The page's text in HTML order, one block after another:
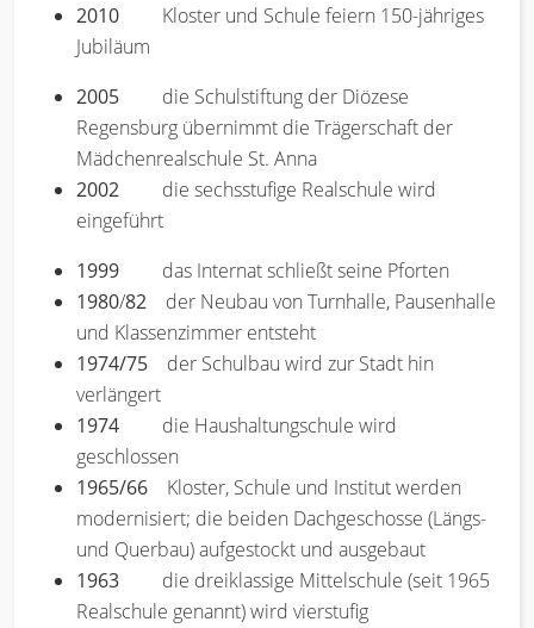
2010 Kloster und Schule feiern 150-jähriges
Jubiläum
2005 die Schulstiftung der Diözese
Regensburg übernimmt die Trägerschaft der
Mädchenrealschule St. Anna
2002 die sechsstufige Realschule wird
eingeführt
1999 das Internat schließt seine Pforten
1980/82 der Neubau von Turnhalle, Pausenhalle
und Klassenzimmer entsteht
1974/75 der Schulbau wird zur Stadt hin
verlängert
1974 die Haushaltungschule wird
geschlossen
1965/66 Kloster, Schule und Institut werden
modernisiert; die beiden Dachgeschosse (Längs-
und Querbau) aufgestockt und ausgebaut
1963 die dreiklassige Mittelschule (seit 1965
Realschule genannt) wird vierstufig